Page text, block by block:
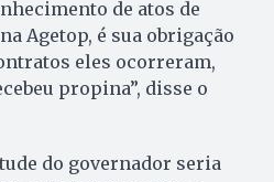
de atos de
Agetop, é sua obrigação
eles ocorreram,
propina”, disse o
do governador seria